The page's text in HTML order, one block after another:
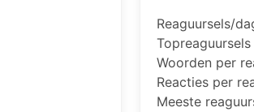
Reaguursels/
Topreaguursels
Woorden per
Reacties per
Meeste